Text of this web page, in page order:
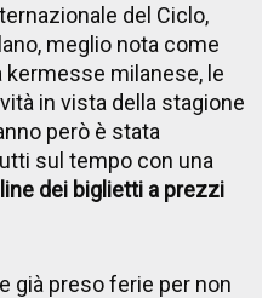
del Ciclo,
meglio nota come
kermesse milanese, le
in vista della stagione
però è stata
sul tempo con una
dei biglietti a prezzi
già preso ferie per non